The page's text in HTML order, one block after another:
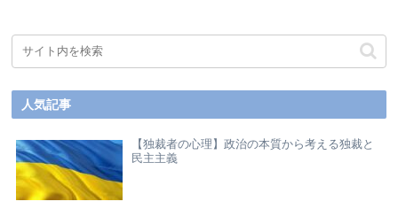
人気記事
【独裁者の心理】政治の本質から考える独裁と
民主主義